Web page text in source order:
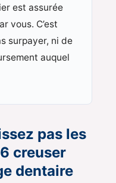
est assurée
vous. C’est
surpayer, ni de
auquel
pas les
creuser
dentaire